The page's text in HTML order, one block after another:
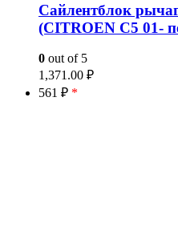
Сайлентблок
(CITROEN C5 01-
0 out of 5
1,371.00 ₽
561 ₽ *